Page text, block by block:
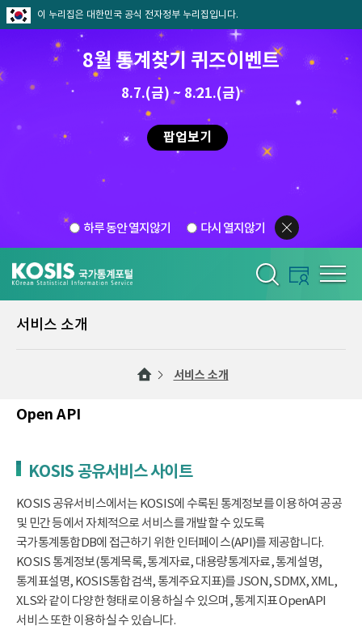
이 누리집은 대한민국 공식 전자정부 누리집입니다.
8월 통계찾기 퀴즈이벤트
8.7.(금) ~ 8.21.(금)
팝업보기
하루 동안 열지않기 다시 열지않기
서비스 소개
서비스 소개
Open API
KOSIS 공유서비스 사이트
KOSIS 공유서비스에서는 KOSIS에 수록된 통계정보를 이용하여 공공
및 민간 등에서 자체적으로 서비스를 개발할 수 있도록
국가통계통합DB에 접근하기 위한 인터페이스(API)를 제공합니다.
KOSIS 통계정보(통계목록, 통계자료, 대용량통계자료, 통계설명,
통계표설명, KOSIS통합검색, 통계주요지표)를 JSON, SDMX, XML,
XLS와 같이 다양한 형태로 이용하실 수 있으며, 통계지표 OpenAPI
서비스 또한 이용하실 수 있습니다.